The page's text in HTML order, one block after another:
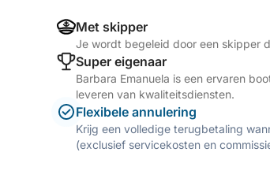
Met skipper
Je wordt begeleid door een skipper
Super eigenaar
Barbara Emanuela is een ervaren
leveren van kwaliteitsdiensten.
Flexibele annulering
Krijg een volledige terugbetaling
(exclusief servicekosten en